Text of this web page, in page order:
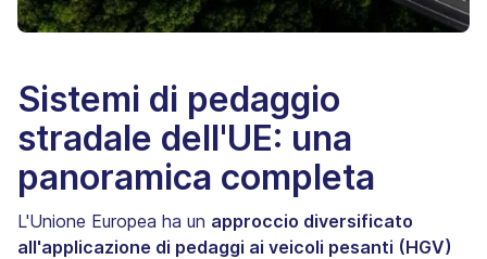
Sistemi di pedaggio
stradale dell'UE: una
panoramica completa
L'Unione Europea ha un approccio diversificato
all'applicazione di pedaggi ai veicoli pesanti (HGV)